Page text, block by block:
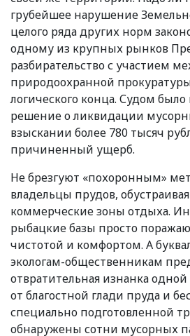
грубейшее нарушение
целого ряда других норм
одному из крупных рынков
разбирательство с участием
природоохранной
логического конца. Судом
решение о ликвидации
взыскании более 780 тысяч
причиненный ущерб.
Не брезгуют «похоронным»
владельцы прудов,
коммерческие зоны отдыха.
рыбацкие базы просто
чистотой и комфортом. А
экологам-общественникам
отвратительная изнанка
от благостной глади пруда и
специально подготовленной
обнаружены сотни мусорных